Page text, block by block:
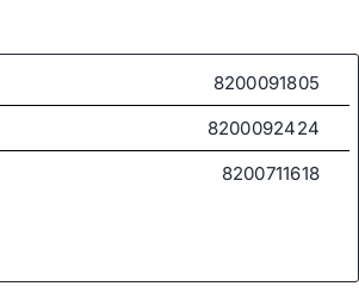
8200091805
8200092424
8200711618